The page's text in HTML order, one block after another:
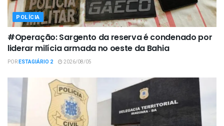
POLÍCIA
#Operação: Sargento da reserva é condenado por
liderar milícia armada no oeste da Bahia
PORESTAGIÁRIO 2 2026/08/05